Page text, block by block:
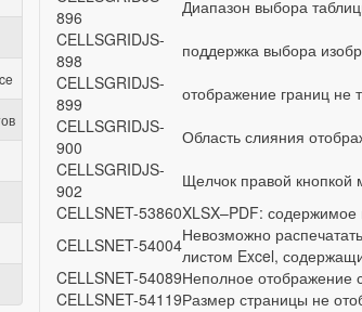
896
Диапазон выбора
CELLSGRIDJS-
898
поддержка выбора
CELLSGRIDJS-
899
отображение границ не
CELLSGRIDJS-
900
Область слияния
CELLSGRIDJS-
902
Щелчок правой кнопкой
CELLSNET-53860XLSX–PDF:
CELLSNET-54004Невозможно
листом Excel,
CELLSNET-54089Неполное отображение
CELLSNET-54119Размер страницы не